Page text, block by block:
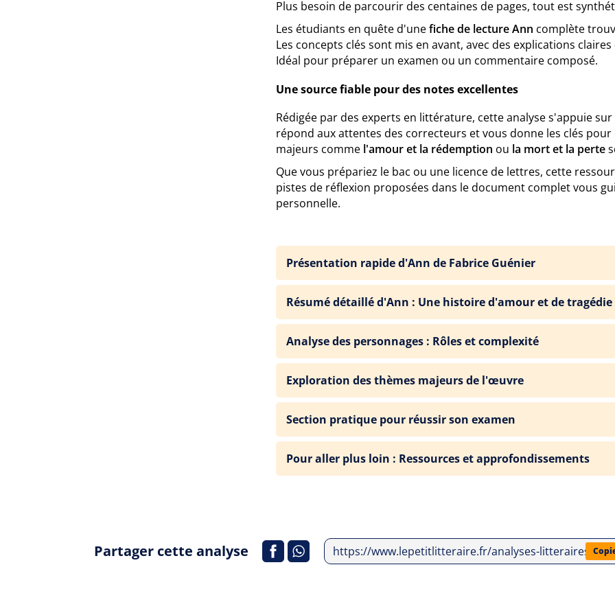
Plus besoin de parcourir des centaines de pages, tout est
Les étudiants en quête d'unefiche de lecture Ann complète
Les concepts clés sont mis en avant, avec des explications
Idéal pour préparer un examen ou un commentaire composé.
Une source fiable pour des notes excellentes
Rédigée par des experts en littérature, cette analyse s'appuie
répond aux attentes des correcteurs et vous donne les clés
majeurs comme l'amour et la rédemption ou la mort et la perte
Que vous prépariez le bac ou une licence de lettres, cette
pistes de réflexion proposées dans le document complet vous
personnelle.
Présentation rapide d'Ann de Fabrice Guénier
Résumé détaillé d'Ann : Une histoire d'amour et de tragédie
Analyse des personnages : Rôles et complexité
Exploration des thèmes majeurs de l'œuvre
Section pratique pour réussir son examen
Pour aller plus loin : Ressources et approfondissements
Partager cette analyse https://www.lepetitlitteraire.fr/analyses-litteraires/